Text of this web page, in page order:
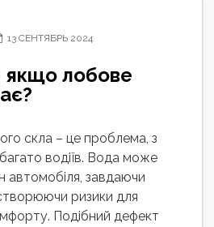
13 СЕНТЯБРЬ 2024
лобове
скла – це проблема, з
водіїв. Вода може
автомобіля, завдаючи
ризики для
Подібний дефект